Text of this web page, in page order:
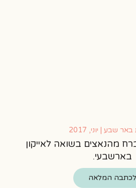
שבע | יוני, 2017
מהנאצים בשואה לאייקון
בארשבעי.
לכתבה המלאה